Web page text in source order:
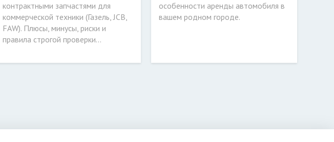
контрактными запчастями для
коммерческой техники (Газель, JCB,
FAW). Плюсы, минусы, риски и
правила строгой проверки...
особенности аренды автомобиля в
вашем родном городе.